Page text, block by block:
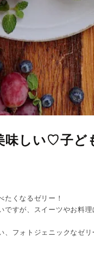
味しい♡子ど
たくなるゼリー！
ですが、スイーツやお料
、フォトジェニックなゼ